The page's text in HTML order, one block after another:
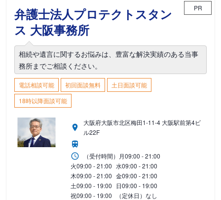
弁護士法人プロテクトスタン
ス 大阪事務所
PR
相続や遺言に関するお悩みは、豊富な解決実績のある当事
務所までご相談ください。
電話相談可能 初回面談無料
土日面談可能
18時以降面談可能
大阪府大阪市北区梅田1-11-4 大阪駅前第4ビ
ル22F
（受付時間） 月09:00 - 21:00
火09:00 - 21:00 水09:00 - 21:00
木09:00 - 21:00 金09:00 - 21:00
土09:00 - 19:00 日09:00 - 19:00
祝09:00 - 19:00 （定休日）なし